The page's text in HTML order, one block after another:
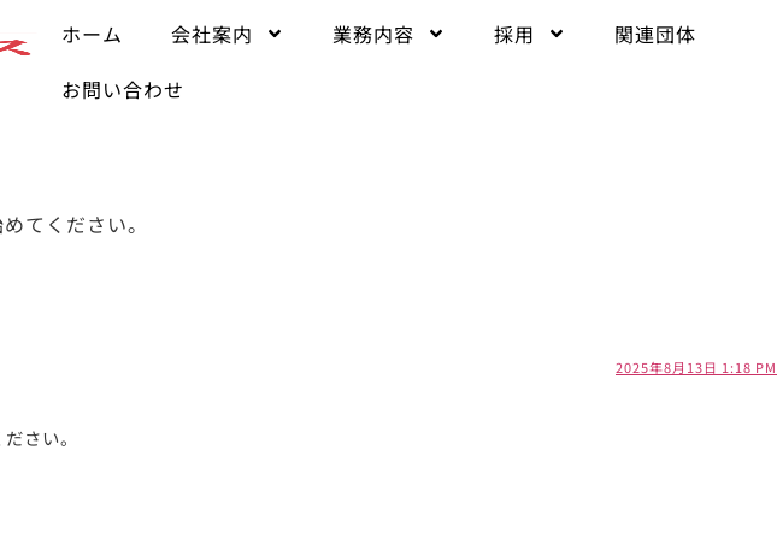
ホーム 会社案内 業務内容 採用
関連団体
お問い合わせ
てください。
2025年8月13日 1:18 PM
さい。